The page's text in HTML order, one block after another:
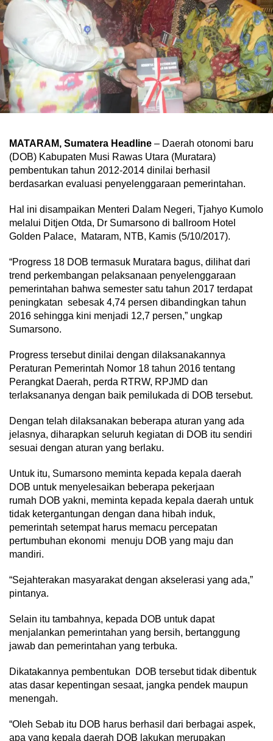
MATARAM, Sumatera Headline – Daerah otonomi baru
(DOB) Kabupaten Musi Rawas Utara (Muratara)
pembentukan tahun 2012-2014 dinilai berhasil
berdasarkan evaluasi penyelenggaraan pemerintahan.
Hal ini disampaikan Menteri Dalam Negeri, Tjahyo Kumolo
melalui Ditjen Otda, Dr Sumarsono di ballroom Hotel
Golden Palace, Mataram, NTB, Kamis (5/10/2017).
“Progress 18 DOB termasuk Muratara bagus, dilihat dari
trend perkembangan pelaksanaan penyelenggaraan
pemerintahan bahwa semester satu tahun 2017 terdapat
peningkatan sebesak 4,74 persen dibandingkan tahun
2016 sehingga kini menjadi 12,7 persen,” ungkap
Sumarsono.
Progress tersebut dinilai dengan dilaksanakannya
Peraturan Pemerintah Nomor 18 tahun 2016 tentang
Perangkat Daerah, perda RTRW, RPJMD dan
terlaksananya dengan baik pemilukada di DOB tersebut.
Dengan telah dilaksanakan beberapa aturan yang ada
jelasnya, diharapkan seluruh kegiatan di DOB itu sendiri
sesuai dengan aturan yang berlaku.
Untuk itu, Sumarsono meminta kepada kepala daerah
DOB untuk menyelesaikan beberapa pekerjaan
rumah DOB yakni, meminta kepada kepala daerah untuk
tidak ketergantungan dengan dana hibah induk,
pemerintah setempat harus memacu percepatan
pertumbuhan ekonomi menuju DOB yang maju dan
mandiri.
“Sejahterakan masyarakat dengan akselerasi yang ada,”
pintanya.
Selain itu tambahnya, kepada DOB untuk dapat
menjalankan pemerintahan yang bersih, bertanggung
jawab dan pemerintahan yang terbuka.
Dikatakannya pembentukan DOB tersebut tidak dibentuk
atas dasar kepentingan sesaat, jangka pendek maupun
menengah.
“Oleh Sebab itu DOB harus berhasil dari berbagai aspek,
apa yang kepala daerah DOB lakukan merupakan